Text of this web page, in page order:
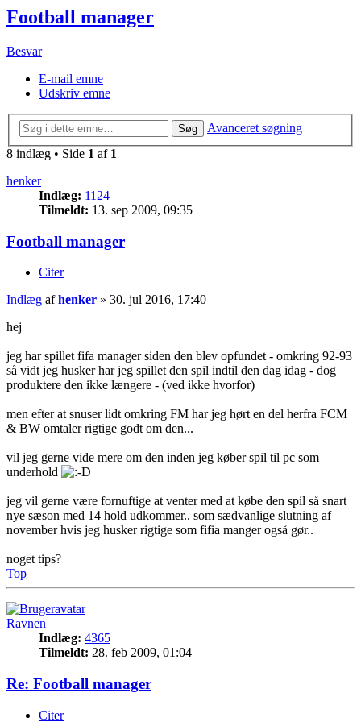
Football manager
Besvar
E-mail emne
Udskriv emne
Søg
Avanceret søgning
8 indlæg • Side 1 af 1
henker
Indlæg: 1124
Tilmeldt: 13. sep 2009, 09:35
Football manager
Citer
Indlæg afhenker » 30. jul 2016, 17:40
hej
jeg har spillet fifa manager siden den blev opfundet - omkring 92-93
så vidt jeg husker har jeg spillet den spil indtil den dag idag - dog
produktere den ikke længere - (ved ikke hvorfor)
men efter at snuser lidt omkring FM har jeg hørt en del herfra FCM
& BW omtaler rigtige godt om den...
vil jeg gerne vide mere om den inden jeg køber spil til pc som
underhold
jeg vil gerne være fornuftige at venter med at købe den spil så snart
nye sæson med 14 hold udkommer.. som sædvanlige slutning af
november hvis jeg husker rigtige som fifia manger også gør..
noget tips?
Top
Ravnen
Indlæg: 4365
Tilmeldt: 28. feb 2009, 01:04
Re: Football manager
Citer